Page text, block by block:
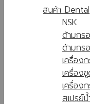
สินค้า Dental
NSK
ด้ามกร
ด้ามกร
เครื่อง
เครื่อง
เครื่อง
สเปรย์